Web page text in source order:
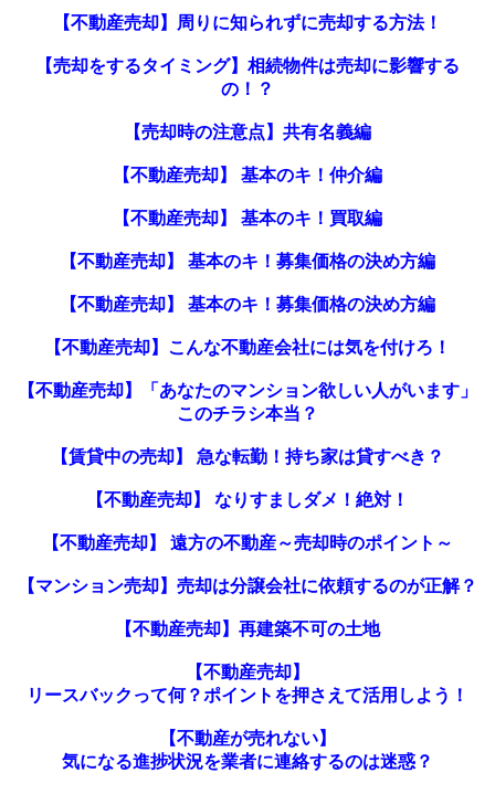
【不動産売却】周りに知られずに売却する方法！
【売却をするタイミング】相続物件は売却に影響する
の！？
【売却時の注意点】共有名義編
【不動産売却】 基本のキ！仲介編
【不動産売却】 基本のキ！買取編
【不動産売却】 基本のキ！募集価格の決め方編
【不動産売却】 基本のキ！募集価格の決め方編
【不動産売却】こんな不動産会社には気を付けろ！
【不動産売却】「あなたのマンション欲しい人がいます」
このチラシ本当？
【賃貸中の売却】 急な転勤！持ち家は貸すべき？
【不動産売却】 なりすましダメ！絶対！
【不動産売却】 遠方の不動産～売却時のポイント～
【マンション売却】売却は分譲会社に依頼するのが正解？
【不動産売却】再建築不可の土地
【不動産売却】
リースバックって何？ポイントを押さえて活用しよう！
【不動産が売れない】
気になる進捗状況を業者に連絡するのは迷惑？